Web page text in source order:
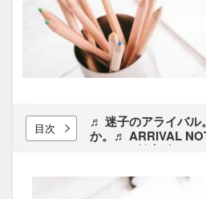
目次
♬ 迷子の​アライバル
か。​♬ ARRIVAL
トヤーン輸入編